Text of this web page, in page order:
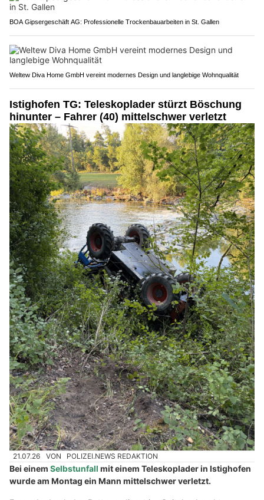
BOA Gipsergeschäft AG: Professionelle Trockenbauarbeiten in St. Gallen
Weltew Diva Home GmbH vereint modernes Design und langlebige Wohnqualität
Istighofen TG: Teleskoplader stürzt Böschung
hinunter – Fahrer (40) mittelschwer verletzt
21.07.26 VON POLIZEI.NEWS REDAKTION
Bei einem Selbstunfall mit einem Teleskoplader in Istighofen
wurde am Montag ein Mann mittelschwer verletzt.